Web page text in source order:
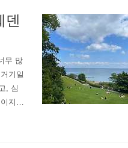
덴
무 많
기일
, 심
지애